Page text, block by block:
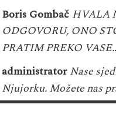
Boris Gombač HVALA
ODGOVORU, ONO
PRATIM PREKO
administrator Nase
Njujorku. Možete nas